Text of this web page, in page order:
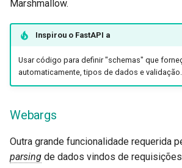
Marshmallow.
Inspirou o FastAPI a
Usar código para definir "schemas" que
automaticamente, tipos de dados e validação.
Webargs
Outra grande funcionalidade requerida
parsing de dados vindos de